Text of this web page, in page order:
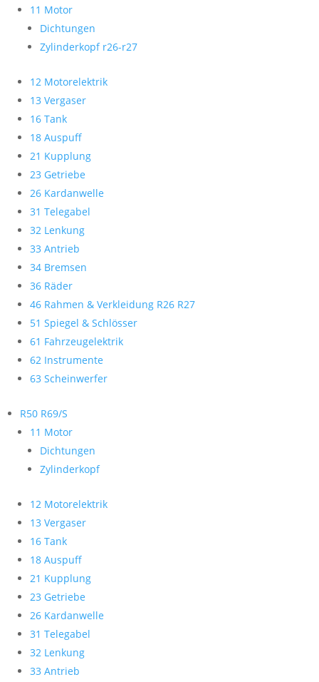
11 Motor
Dichtungen
Zylinderkopf r26-r27
12 Motorelektrik
13 Vergaser
16 Tank
18 Auspuff
21 Kupplung
23 Getriebe
26 Kardanwelle
31 Telegabel
32 Lenkung
33 Antrieb
34 Bremsen
36 Räder
46 Rahmen & Verkleidung R26 R27
51 Spiegel & Schlösser
61 Fahrzeugelektrik
62 Instrumente
63 Scheinwerfer
R50 R69/S
11 Motor
Dichtungen
Zylinderkopf
12 Motorelektrik
13 Vergaser
16 Tank
18 Auspuff
21 Kupplung
23 Getriebe
26 Kardanwelle
31 Telegabel
32 Lenkung
33 Antrieb